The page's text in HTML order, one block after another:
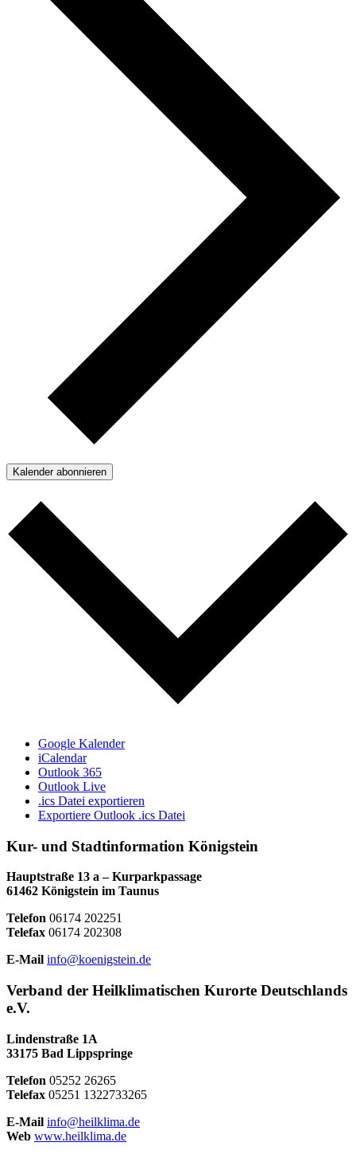
Kalender abonnieren
Google Kalender
iCalendar
Outlook 365
Outlook Live
.ics Datei exportieren
Exportiere Outlook .ics Datei
Kur- und Stadtinformation Königstein
Hauptstraße 13 a – Kurparkpassage
61462 Königstein im Taunus
Telefon 06174 202251
Telefax 06174 202308
E-Mail info@koenigstein.de
Verband der Heilklimatischen Kurorte Deutschlands
e.V.
Lindenstraße 1A
33175 Bad Lippspringe
Telefon 05252 26265
Telefax 05251 1322733265
E-Mail info@heilklima.de
Web www.heilklima.de